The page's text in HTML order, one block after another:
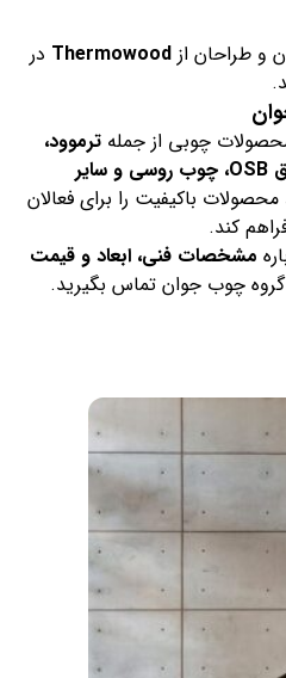
و طراحان از Thermowood در
محصولات چوبی از جمله ترموود،
تخته چندلایی (Plywood)، ورق OSB، چوب روسی و سایر
باکیفیت را برای فعالان
کند.
مشخصات فنی، ابعاد و قیمت
گروه چوب جوان تماس بگیرید.